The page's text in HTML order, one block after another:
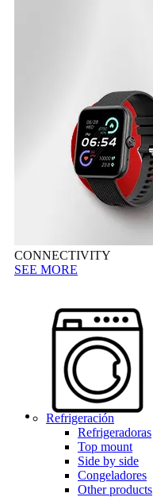
CONNECTIVITY
SEE MORE
Refrigeración
Refrigeradoras
Top mount
Side by side
Congeladores
Other products